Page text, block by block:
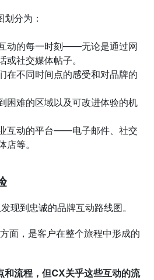
分为：
动的每一时刻——无论是通过网
或社交媒体帖子。
在不同时间点的感受和对品牌的
困难的区域以及可改进体验的机
互动的平台——电子邮件、社交
店等。
现到忠诚的品牌互动路线图。
方面，是客户在整个旅程中形成的
和流程，但CX关乎这些互动的流